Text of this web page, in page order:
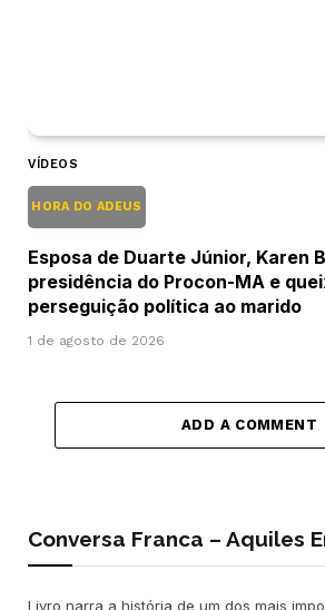
VÍDEOS
HORA DO ADEUS
Esposa de Duarte Júnior, Karen
presidência do Procon-MA e
perseguição política ao marido
1 de agosto de 2026
ADD A COMMENT
Conversa Franca – Aquiles
Livro narra a história de um dos mais